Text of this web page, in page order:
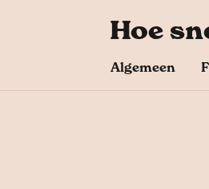
Hoe
Algemeen